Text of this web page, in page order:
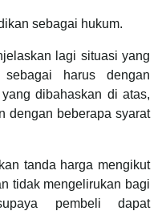
sebagai hukum.
lagi situasi yang
harus dengan
dibahaskan di atas,
dengan beberapa syarat
tanda harga mengikut
tidak mengelirukan bagi
pembeli dapat